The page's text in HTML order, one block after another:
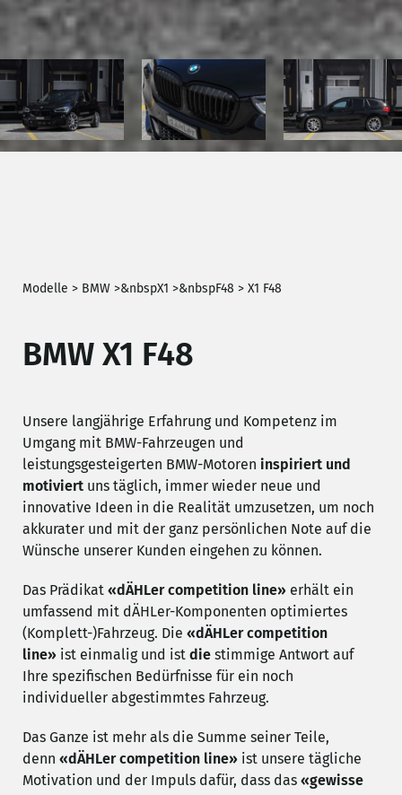
Modelle > BMW >&nbspX1 >&nbspF48 > X1 F48
BMW X1 F48
Unsere langjährige Erfahrung und Kompetenz im
Umgang mit BMW-Fahrzeugen und
leistungsgesteigerten BMW-Motoren inspiriert und
motiviert uns täglich, immer wieder neue und
innovative Ideen in die Realität umzusetzen, um noch
akkurater und mit der ganz persönlichen Note auf die
Wünsche unserer Kunden eingehen zu können.
Das Prädikat «dÄHLer competition line» erhält ein
umfassend mit dÄHLer-Komponenten optimiertes
(Komplett-)Fahrzeug. Die «dÄHLer competition
line» ist einmalig und ist die stimmige Antwort auf
Ihre spezifischen Bedürfnisse für ein noch
individueller abgestimmtes Fahrzeug.
Das Ganze ist mehr als die Summe seiner Teile,
denn «dÄHLer competition line» ist unsere tägliche
Motivation und der Impuls dafür, dass das «gewisse